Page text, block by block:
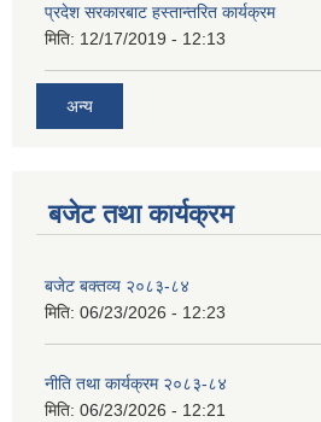
प्रदेश सरकारबाट हस्तान्तरित कार्यक्रम
मिति: 12/17/2019 - 12:13
अन्य
बजेट तथा कार्यक्रम
बजेट बक्तव्य २०८३-८४
मिति: 06/23/2026 - 12:23
नीति तथा कार्यक्रम २०८३-८४
मिति: 06/23/2026 - 12:21